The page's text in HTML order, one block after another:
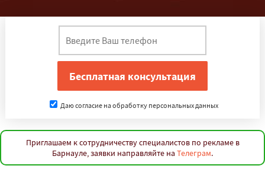
Даю согласие на обработку персональных данных
Приглашаем к сотрудничеству специалистов по рекламе в
Барнауле, заявки направляйте на Телеграм.